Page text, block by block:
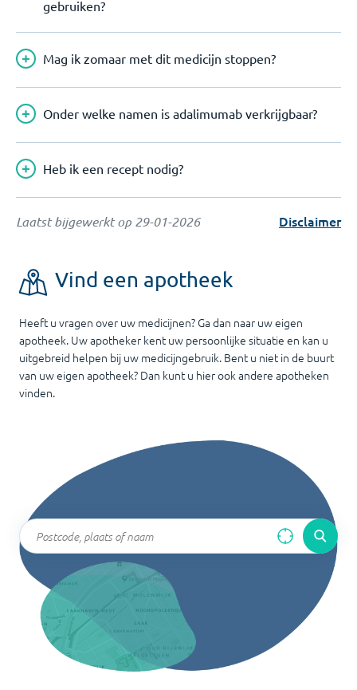
gebruiken?
Mag ik zomaar met dit medicijn stoppen?
Onder welke namen is adalimumab verkrijgbaar?
Heb ik een recept nodig?
Laatst bijgewerkt op 29-01-2026 Disclaimer
Vind een apotheek
Heeft u vragen over uw medicijnen? Ga dan naar uw eigen
apotheek. Uw apotheker kent uw persoonlijke situatie en kan u
uitgebreid helpen bij uw medicijngebruik. Bent u niet in de buurt
van uw eigen apotheek? Dan kunt u hier ook andere apotheken
vinden.